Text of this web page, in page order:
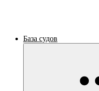
База судов